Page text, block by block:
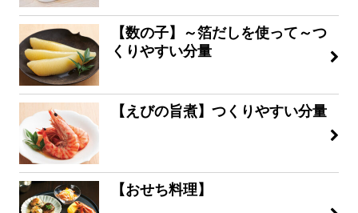
【数の子】～箔だしを使って～つ
くりやすい分量
【えびの旨煮】つくりやすい分量
【おせち料理】